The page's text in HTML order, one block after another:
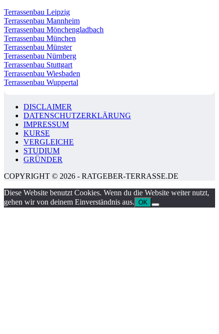
Terrassenbau Leipzig
Terrassenbau Mannheim
Terrassenbau Mönchengladbach
Terrassenbau München
Terrassenbau Münster
Terrassenbau Nürnberg
Terrassenbau Stuttgart
Terrassenbau Wiesbaden
Terrassenbau Wuppertal
DISCLAIMER
DATENSCHUTZERKLÄRUNG
IMPRESSUM
KURSE
VERGLEICHE
STUDIUM
GRÜNDER
COPYRIGHT © 2026 - RATGEBER-TERRASSE.DE
Diese Website benutzt Cookies. Wenn du die Website weiter nutzt,
gehen wir von deinem Einverständnis aus. OK